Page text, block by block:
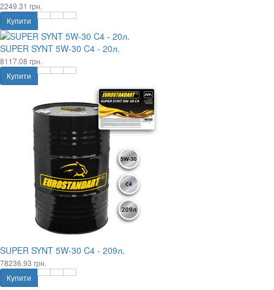
2249.31 грн.
Купити
SUPER SYNT 5W-30 C4 - 20л.
8117.08 грн.
Купити
SUPER SYNT 5W-30 C4 - 209л.
78236.93 грн.
Купити